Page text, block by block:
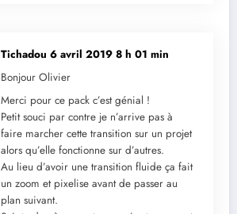
Tichadou 6 avril 2019 8 h 01 min
Bonjour Olivier
Merci pour ce pack c’est génial !
Petit souci par contre je n’arrive pas à
faire marcher cette transition sur un projet
alors qu’elle fonctionne sur d’autres.
Au lieu d’avoir une transition fluide ça fait
un zoom et pixelise avant de passer au
plan suivant.